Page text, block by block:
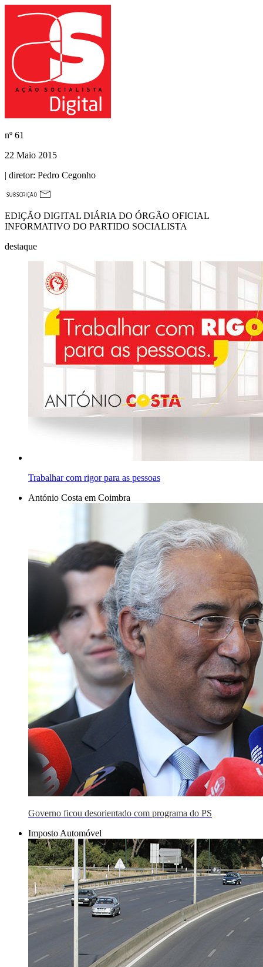
nº 61
22 Maio 2015
| diretor: Pedro Cegonho
EDIÇÃO DIGITAL DIÁRIA DO ÓRGÃO OFICIAL
INFORMATIVO DO PARTIDO SOCIALISTA
destaque
Trabalhar com rigor para as pessoas
António Costa em Coimbra
Governo ficou desorientado com programa do PS
Imposto Automóvel